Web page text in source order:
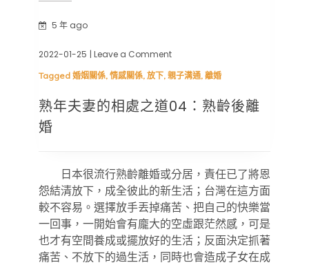
5 年 ago
2022-01-25 | Leave a Comment
年
妻
04：
熟
齡
後
離
婚
Tagged 婚姻關係, 情感關係, 放下, 親子溝通, 離婚
熟年夫妻的相處之道04：熟齡後離
婚
日本很流行熟齡離婚或分居，責任已了將恩
怨結清放下，成全彼此的新生活；台灣在這方面
較不容易。選擇放手丟掉痛苦、把自己的快樂當
一回事，一開始會有龐大的空虛跟茫然感，可是
也才有空間養成或擺放好的生活；反面決定抓著
痛苦、不放下的過生活，同時也會造成子女在成